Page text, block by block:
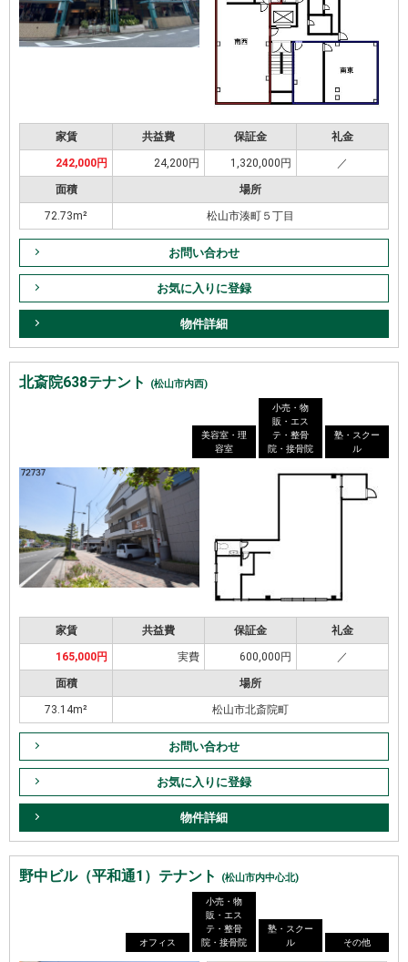
家賃 共益費 保証金 礼金
242,000円 24,200円 1,320,000円 ／
面積 場所
72.73m² 松山市湊町５丁目
お問い合わせ
お気に入りに登録
物件詳細
北斎院638テナント (松山市内西)
美容室・理
容室
小売・物
販・エス
テ・整骨
院・接骨院
塾・スクー
ル
家賃 共益費 保証金 礼金
165,000円 実費 600,000円 ／
面積 場所
73.14m² 松山市北斎院町
お問い合わせ
お気に入りに登録
物件詳細
野中ビル（平和通1）テナント (松山市内中心北)
オフィス
小売・物
販・エス
テ・整骨
院・接骨院
塾・スクー
ル
その他